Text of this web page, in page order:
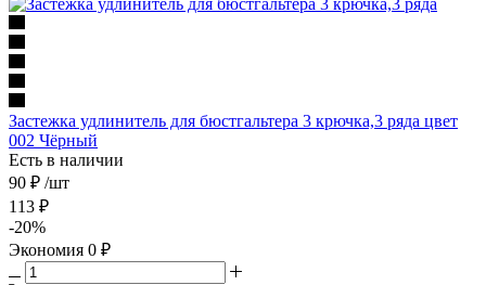
Застежка удлинитель для бюстгальтера 3 крючка,3 ряда цвет
002 Чёрный
Есть в наличии
90 ₽ /шт
113 ₽
-20%
Экономия 0 ₽